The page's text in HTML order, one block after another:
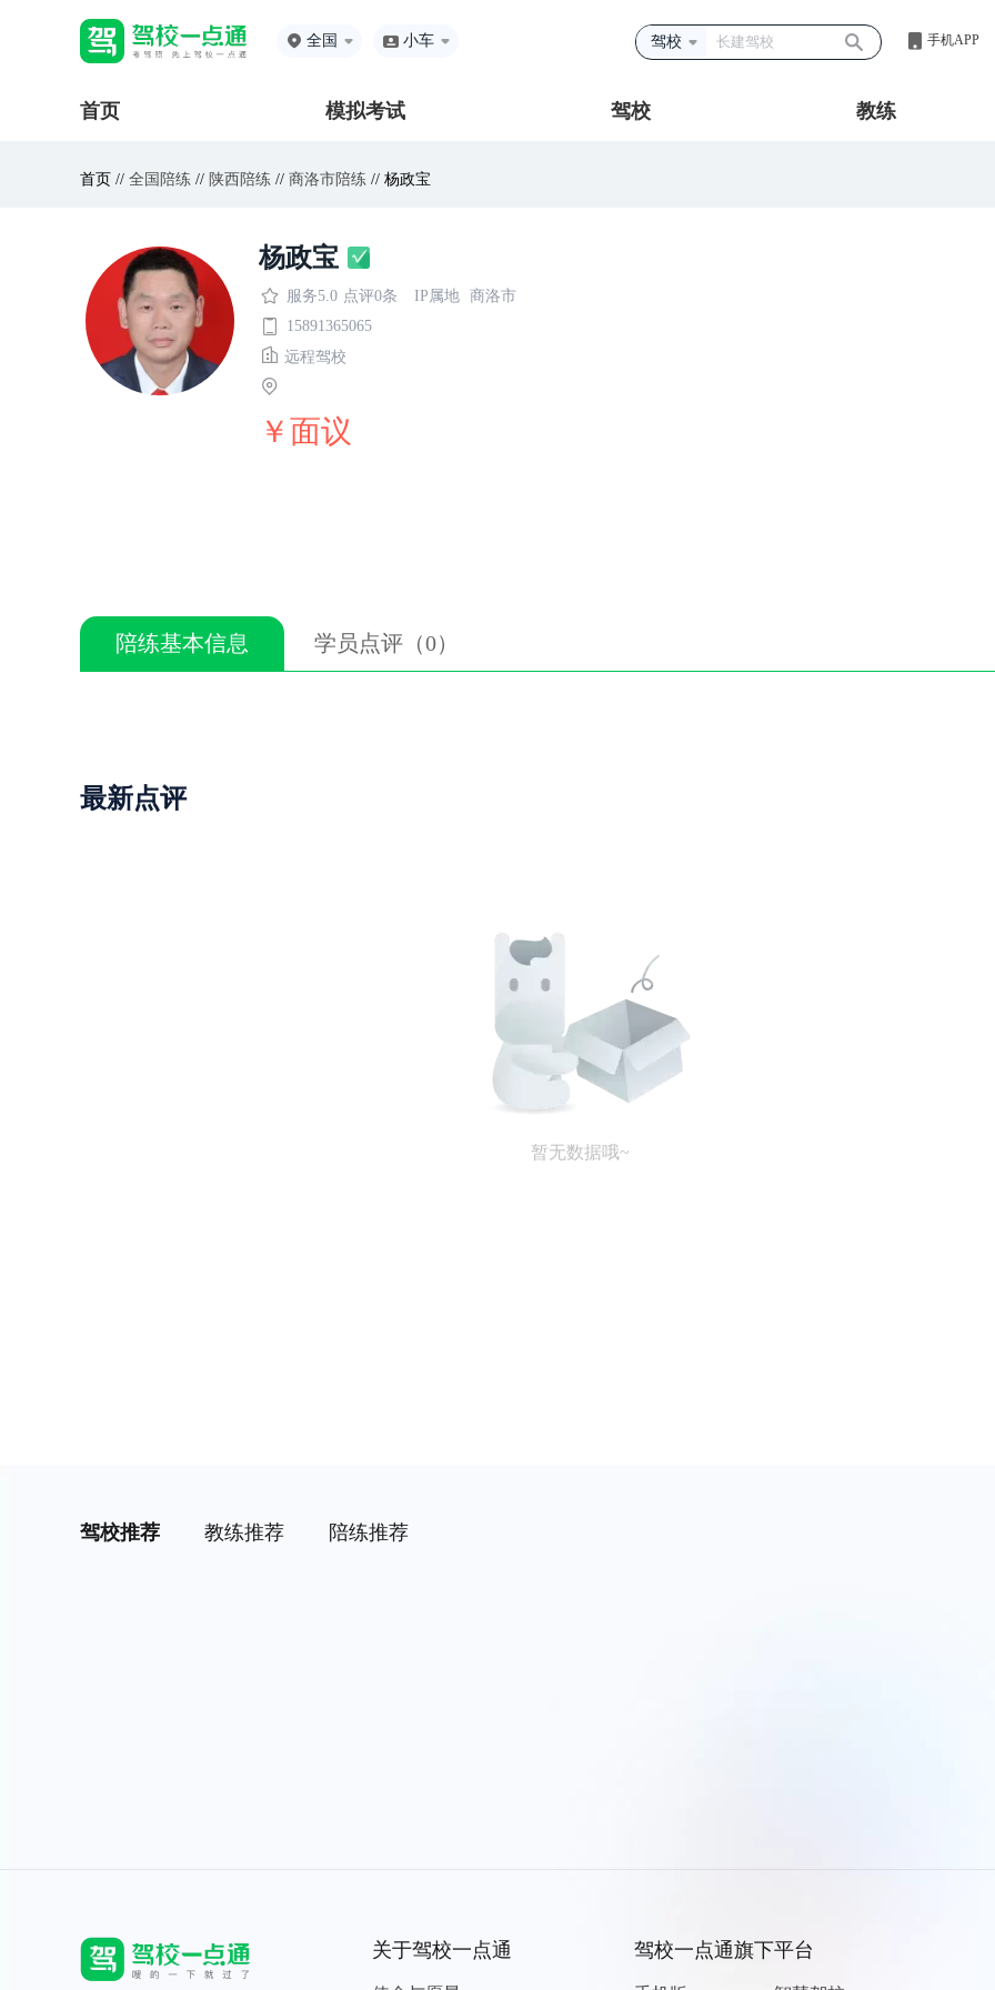
全国 小车 驾校 手机APP
首页 模拟考试 驾校 教练
首页 // 全国陪练 // 陕西陪练 // 商洛市陪练 // 杨政宝
杨政宝
服务5.0 点评0条 IP属地 商洛市
15891365065
远程驾校
￥面议
陪练基本信息 学员点评（0）
最新点评
暂无数据哦~
驾校推荐 教练推荐 陪练推荐
关于驾校一点通 驾校一点通旗下平台